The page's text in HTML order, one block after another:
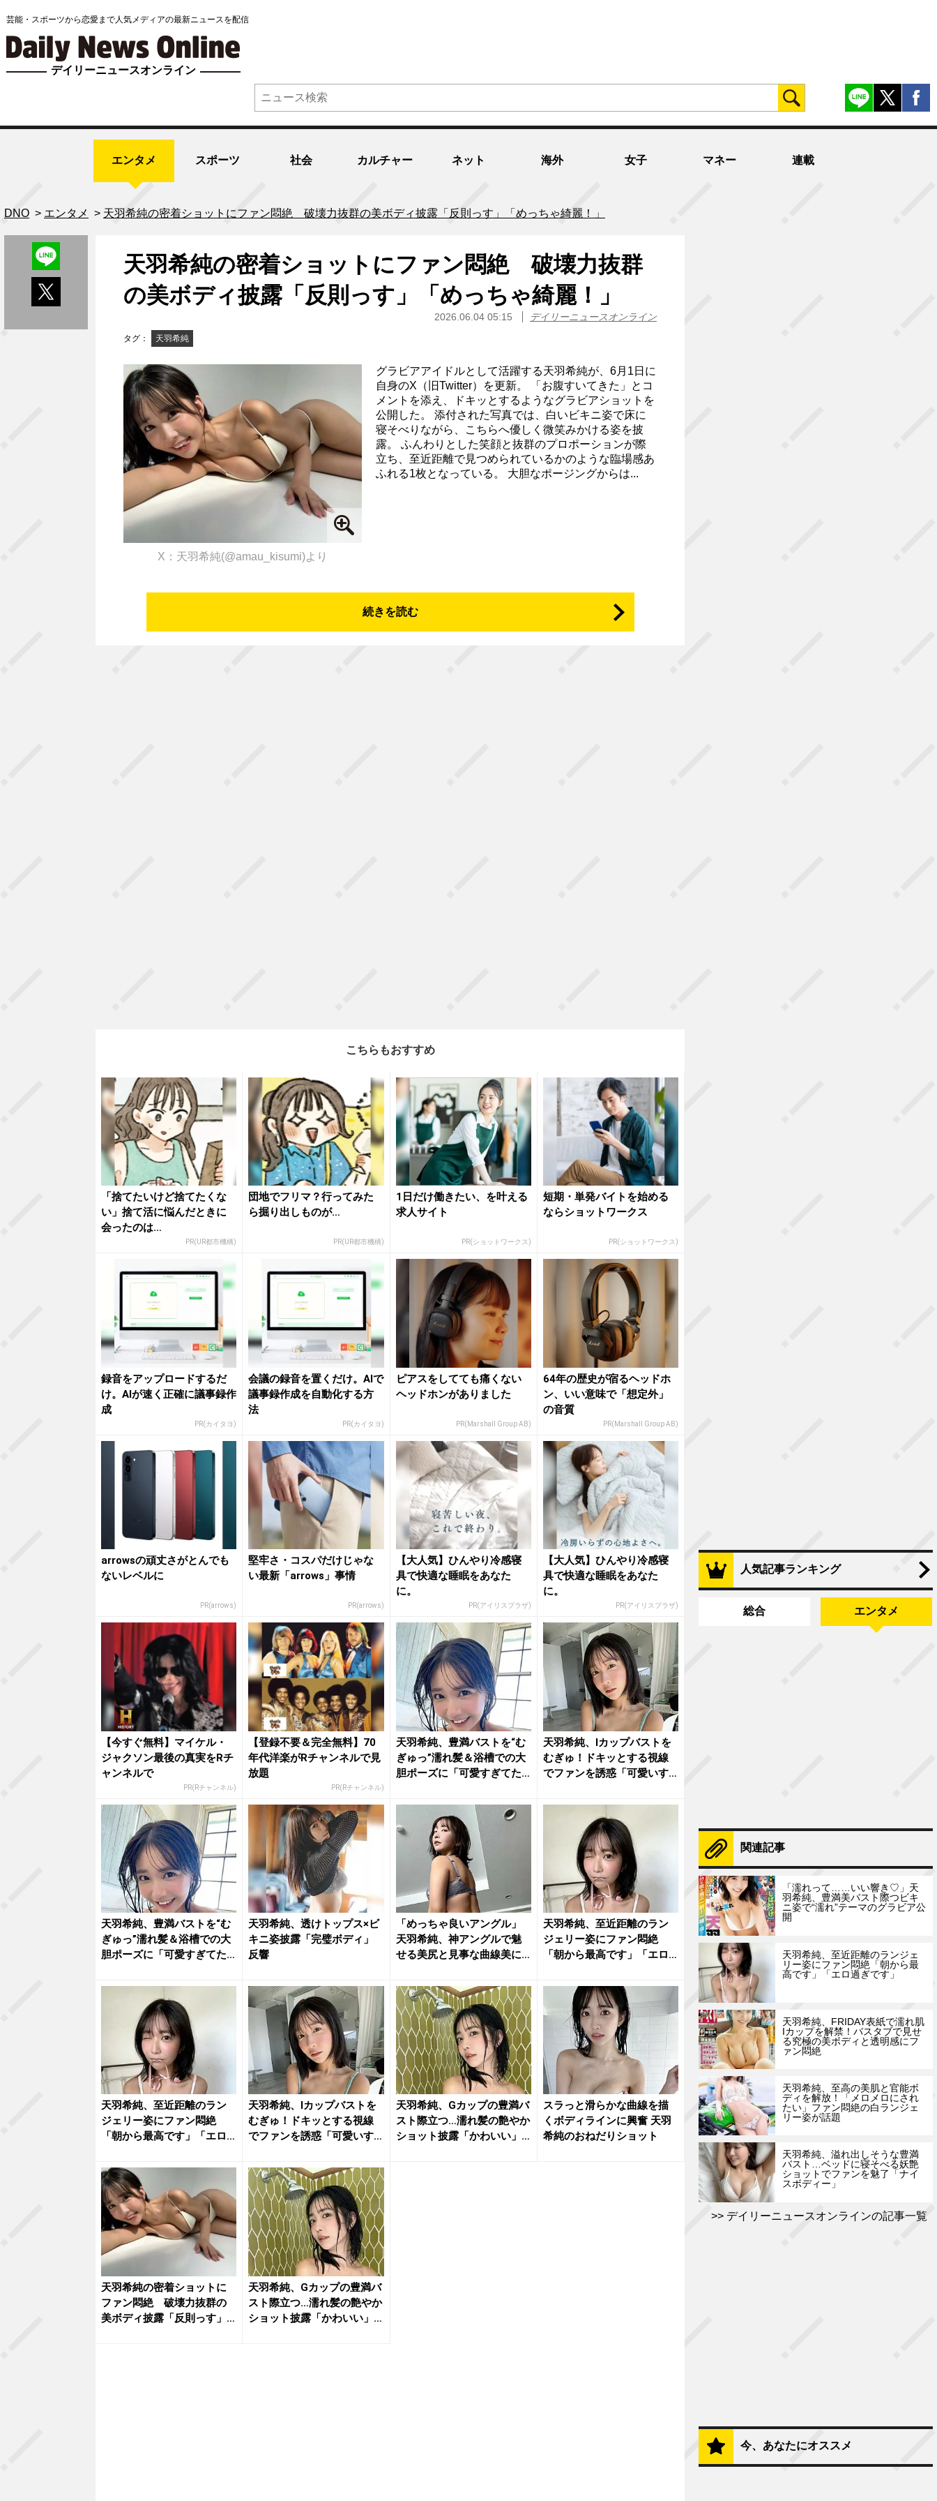
芸能・スポーツから恋愛まで人気メディアの最新ニュースを配信
デイリーニュースオンライン
エンタメ スポーツ 社会 カルチャー ネット 海外 女子 マネー 連載
DNO > エンタメ > 天羽希純の密着ショットにファン悶絶 破壊力抜群の美ボディ披露「反則っす」「めっちゃ綺麗！」
天羽希純の密着ショットにファン悶絶 破壊力抜群
の美ボディ披露「反則っす」「めっちゃ綺麗！」
2026.06.04 05:15 デイリーニュースオンライン
タグ： 天羽希純
X：天羽希純(@amau_kisumi)より
グラビアアイドルとして活躍する天羽希純が、6月1日に
自身のX（旧Twitter）を更新。 「お腹すいてきた」とコ
メントを添え、ドキッとするようなグラビアショットを
公開した。 添付された写真では、白いビキニ姿で床に
寝そべりながら、こちらへ優しく微笑みかける姿を披
露。 ふんわりとした笑顔と抜群のプロポーションが際
立ち、至近距離で見つめられているかのような臨場感あ
ふれる1枚となっている。 大胆なポージングからは...
続きを読む
こちらもおすすめ
「捨てたいけど捨てたくな
い」捨て活に悩んだときに
会ったのは…
PR(UR都市機構)
団地でフリマ？行ってみた
ら掘り出しものが…
PR(UR都市機構)
1日だけ働きたい、を叶える
求人サイト
PR(ショットワークス)
短期・単発バイトを始める
ならショットワークス
PR(ショットワークス)
録音をアップロードするだ
け。AIが速く正確に議事録作
成
PR(カイタヨ)
会議の録音を置くだけ。AIで
議事録作成を自動化する方
法
PR(カイタヨ)
ピアスをしてても痛くない
ヘッドホンがありました
PR(Marshall Group AB)
64年の歴史が宿るヘッドホ
ン、いい意味で「想定外」
の音質
PR(Marshall Group AB)
arrowsの頑丈さがとんでも
ないレベルに
PR(arrows)
堅牢さ・コスパだけじゃな
い最新「arrows」事情
PR(arrows)
【大人気】ひんやり冷感寝
具で快適な睡眠をあなた
に。
PR(アイリスプラザ)
【大人気】ひんやり冷感寝
具で快適な睡眠をあなた
に。
PR(アイリスプラザ)
【今すぐ無料】マイケル・
ジャクソン最後の真実をRチ
ャンネルで
PR(Rチャンネル)
【登録不要＆完全無料】70
年代洋楽がRチャンネルで見
放題
PR(Rチャンネル)
天羽希純、豊満バストを“む
ぎゅっ”濡れ髪＆浴槽での大
胆ポーズに「可愛すぎてた
天羽希純、Iカップバストを
むぎゅ！ドキッとする視線
でファンを誘惑「可愛いす
天羽希純、豊満バストを“む
ぎゅっ”濡れ髪＆浴槽での大
胆ポーズに「可愛すぎてた
天羽希純、透けトップス×ビ
キニ姿披露「完璧ボディ」
反響
「めっちゃ良いアングル」
天羽希純、神アングルで魅
せる美尻と見事な曲線美に
天羽希純、至近距離のラン
ジェリー姿にファン悶絶
「朝から最高です」「エロ
天羽希純、至近距離のラン
ジェリー姿にファン悶絶
「朝から最高です」「エロ
天羽希純、Iカップバストを
むぎゅ！ドキッとする視線
でファンを誘惑「可愛いす
天羽希純、Gカップの豊満バ
スト際立つ…濡れ髪の艶やか
ショット披露「かわいい」
スラっと滑らかな曲線を描
くボディラインに興奮 天羽
希純のおねだりショット
天羽希純の密着ショットに
ファン悶絶 破壊力抜群の
美ボディ披露「反則っす」
天羽希純、Gカップの豊満バ
スト際立つ…濡れ髪の艶やか
ショット披露「かわいい」
人気記事ランキング
総合 エンタメ
関連記事
「濡れって……いい響き♡」天
羽希純、豊満美バスト際つビキ
ニ姿で“濡れ”テーマのグラビア公
開
天羽希純、至近距離のランジェ
リー姿にファン悶絶「朝から最
高です」「エロ過ぎです」
天羽希純、FRIDAY表紙で濡れ肌
Iカップを解禁！バスタブで見せ
る究極の美ボディと透明感にフ
ァン悶絶
天羽希純、至高の美肌と官能ボ
ディを解放！「メロメロにされ
たい」ファン悶絶の白ランジェ
リー姿が話題
天羽希純、溢れ出しそうな豊満
バスト…ベッドに寝そべる妖艶
ショットでファンを魅了「ナイ
スボディー」
デイリーニュースオンラインの記事一覧
今、あなたにオススメ